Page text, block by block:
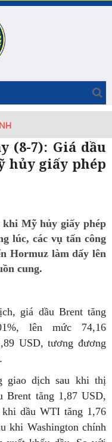
(8-7): Giá dầu
hủy giấy phép
khi Mỹ hủy giấy phép
lúc, các vụ tấn công
Hormuz làm dấy lên
cung.
giá dầu Brent tăng
lên mức 74,16
USD, tương đương
giao dịch sau khi thị
Brent tăng 1,87 USD,
dầu WTI tăng 1,76
khi Washington chính